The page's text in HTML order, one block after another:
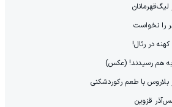
را نخواست
در رئال!
هم رسیدند! (عکس)
بلاروس با طعم رکوردشکنی
قزوین